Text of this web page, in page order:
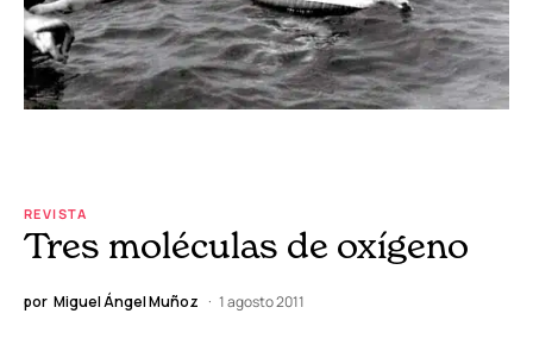
REVISTA
Tres moléculas de oxígeno
por Miguel Ángel Muñoz 1 agosto 2011